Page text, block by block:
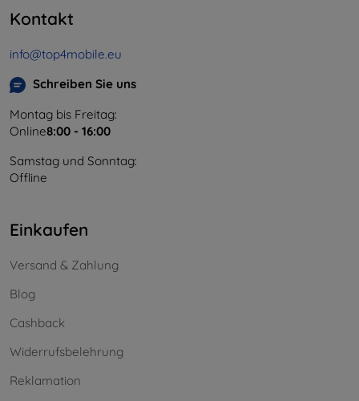
Kontakt
info@top4mobile.eu
Schreiben Sie uns
Montag bis Freitag:
Online8:00 - 16:00
Samstag und Sonntag:
Offline
Einkaufen
Versand & Zahlung
Blog
Cashback
Widerrufsbelehrung
Reklamation